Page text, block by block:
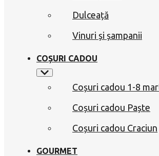
Dulceață
Vinuri și șampanii
COȘURI CADOU
Coșuri cadou 1-8
Coșuri cadou Paște
Coșuri cadou Craciun
GOURMET